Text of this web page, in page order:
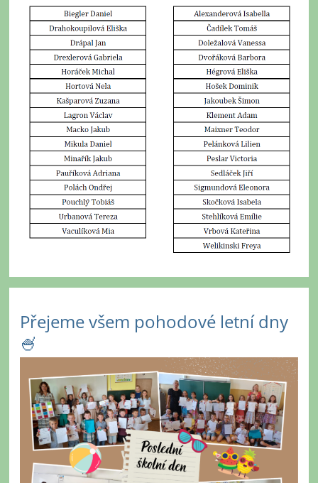
Přejeme všem pohodové letní dny
🍧